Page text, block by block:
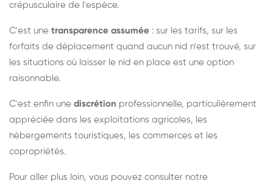
crépusculaire de l'espèce.
C'est une transparence assumée : sur les tarifs, sur les
forfaits de déplacement quand aucun nid n'est trouvé, sur
les situations où laisser le nid en place est une option
raisonnable.
C'est enfin une discrétion professionnelle, particulièrement
appréciée dans les exploitations agricoles, les
hébergements touristiques, les commerces et les
copropriétés.
Pour aller plus loin, vous pouvez consulter notre